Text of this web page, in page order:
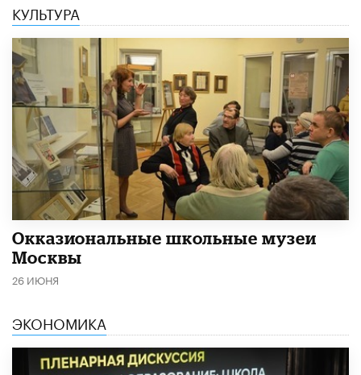
КУЛЬТУРА
​Окказиональные школьные музеи
Москвы
26 ИЮНЯ
ЭКОНОМИКА